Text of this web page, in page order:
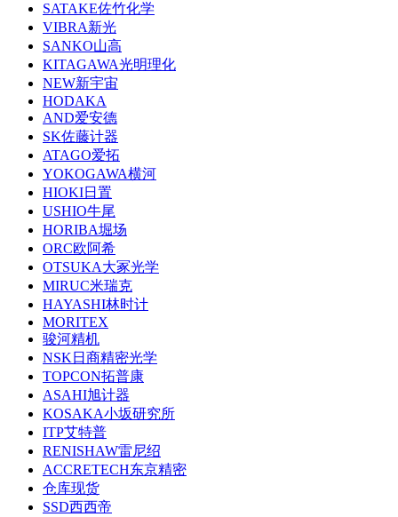
SATAKE佐竹化学
VIBRA新光
SANKO山高
KITAGAWA光明理化
NEW新宇宙
HODAKA
AND爱安德
SK佐藤计器
ATAGO爱拓
YOKOGAWA横河
HIOKI日置
USHIO牛尾
HORIBA堀场
ORC欧阿希
OTSUKA大冢光学
MIRUC米瑞克
HAYASHI林时计
MORITEX
骏河精机
NSK日商精密光学
TOPCON拓普康
ASAHI旭计器
KOSAKA小坂研究所
ITP艾特普
RENISHAW雷尼绍
ACCRETECH东京精密
仓库现货
SSD西西帝